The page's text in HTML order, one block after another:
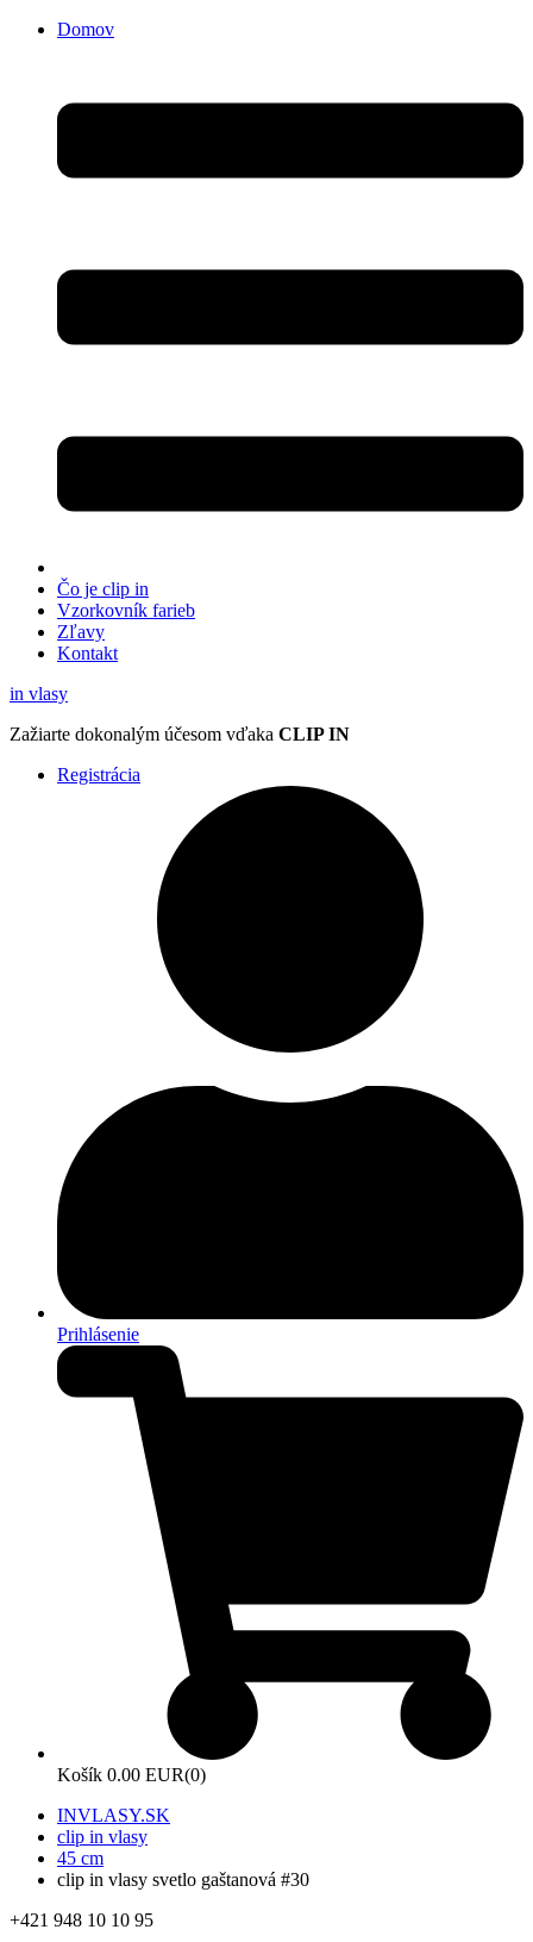
Domov
Čo je clip in
Vzorkovník farieb
Zľavy
Kontakt
in vlasy
Zažiarte dokonalým účesom vďaka CLIP IN
Registrácia
Prihlásenie
Košík 0.00 EUR(0)
INVLASY.SK
clip in vlasy
45 cm
clip in vlasy svetlo gaštanová #30
+421 948 10 10 95